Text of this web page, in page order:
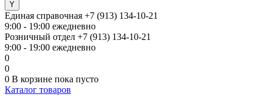
Единая справочная +7 (913) 134-10-21
9:00 - 19:00 ежедневно
Розничный отдел +7 (913) 134-10-21
9:00 - 19:00 ежедневно
0
0
0 В корзине пока пусто
Каталог товаров